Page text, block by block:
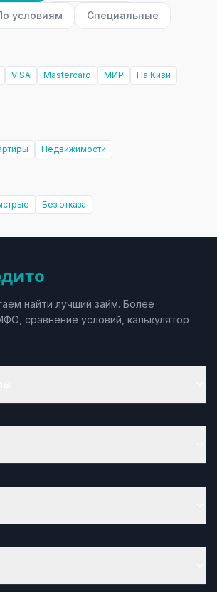
условиям Специальные
VISA Mastercard МИР
На Киви
Недвижимости
Без отказа
найти лучший займ. Более
сравнение условий, калькулятор